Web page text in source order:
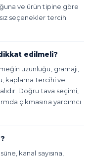
ve ürün tipine göre
seçenekler tercih
edilmeli?
uzunluğu, gramajı,
kaplama tercihi ve
Doğru tava seçimi,
çıkmasına yardımcı
kanal sayısına,